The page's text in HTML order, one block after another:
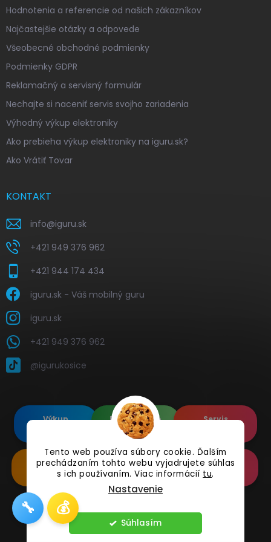
Tento web používa súbory cookie. Ďalším
prechádzaním tohto webu vyjadrujete súhlas
s ich používaním. Viac informácií tu.
Nastavenie
Súhlasím
Hodnotenia a referencie od našich zákazníkov
Najčastejšie otázky a odpovede
Všeobecné obchodné podmienky
Podmienky GDPR
Reklamačný a servisný formulár
Nechajte si naceniť servis svojho zariadenia
Výhodný výkup elektroniky
Ako prebieha výkup elektroniky na iguru.sk?
Ako Vrátiť Tovar
KONTAKT
info@iguru.sk
+421 949 376 962
+421 944 174 434
iguru.sk - Váš mobilný guru
iguru.sk
+421 949 376 962
@igurukosice
Výkup
Renovované
Apple's
Servis
Renovované
Samsung's
Doplnkové
Príslušenstvo
Online
Reklamácia
Copyright 2026 iguru.sk. Všetky práva vyhradené.
🔧 💰